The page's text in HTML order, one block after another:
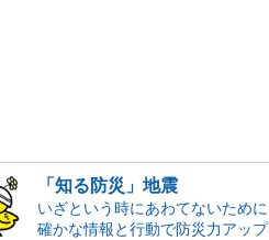
「知る防災」地震
いざという時にあわてないために
確かな情報と行動で防災力アップ